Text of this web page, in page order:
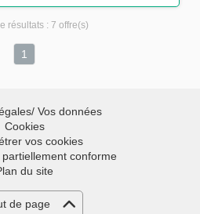
résultats : 7 offre(s)
1
Vos données
Cookies
vos cookies
conforme
du site
de page